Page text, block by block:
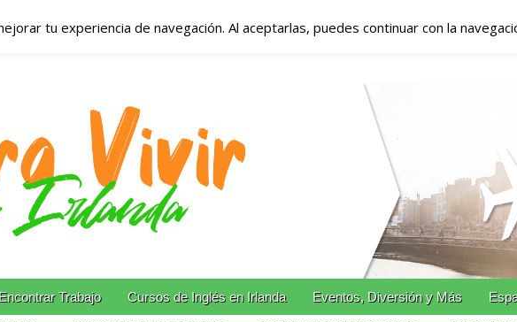
en Irlanda – Vivir en
– Alojamiento en Irlanda
estudian y trabajan en Irlanda!
Encontrar Trabajo Cursos de Inglés en Irlanda Eventos, Diversión y Más
tu experiencia de navegación. Al aceptarlas, puedes continuar con la